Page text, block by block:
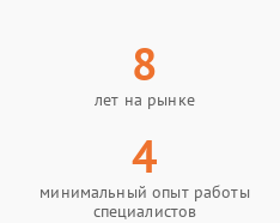
8
лет на рынке
4
минимальный опыт работы
специалистов